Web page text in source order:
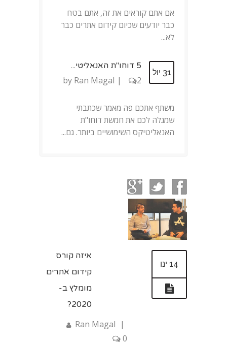
אם אתם קוראים את זה, אתם בטח
כבר יודעים שכיום קידום אתרים כבר
לא...
31 יול
5 דוחו"ת האנאליטי...
by Ran Magal | 2
משתף אתכם פה מאמר שכתבתי
שמגלה לכם את חמשת דוחו"ת
האנאליטיקס השימושיים ביותר. גם...
14 ינו
איזה קורס
קידום אתרים
מומלץ ב-
2020?
Ran Magal |
0